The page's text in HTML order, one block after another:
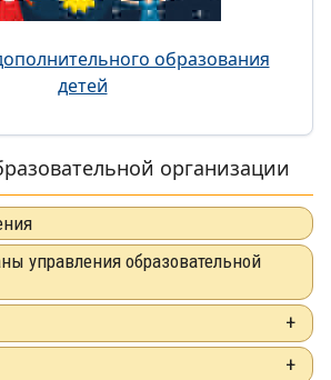
образования
детей
организации
управления образовательной